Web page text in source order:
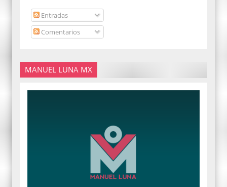
Entradas
Comentarios
MANUEL LUNA MX